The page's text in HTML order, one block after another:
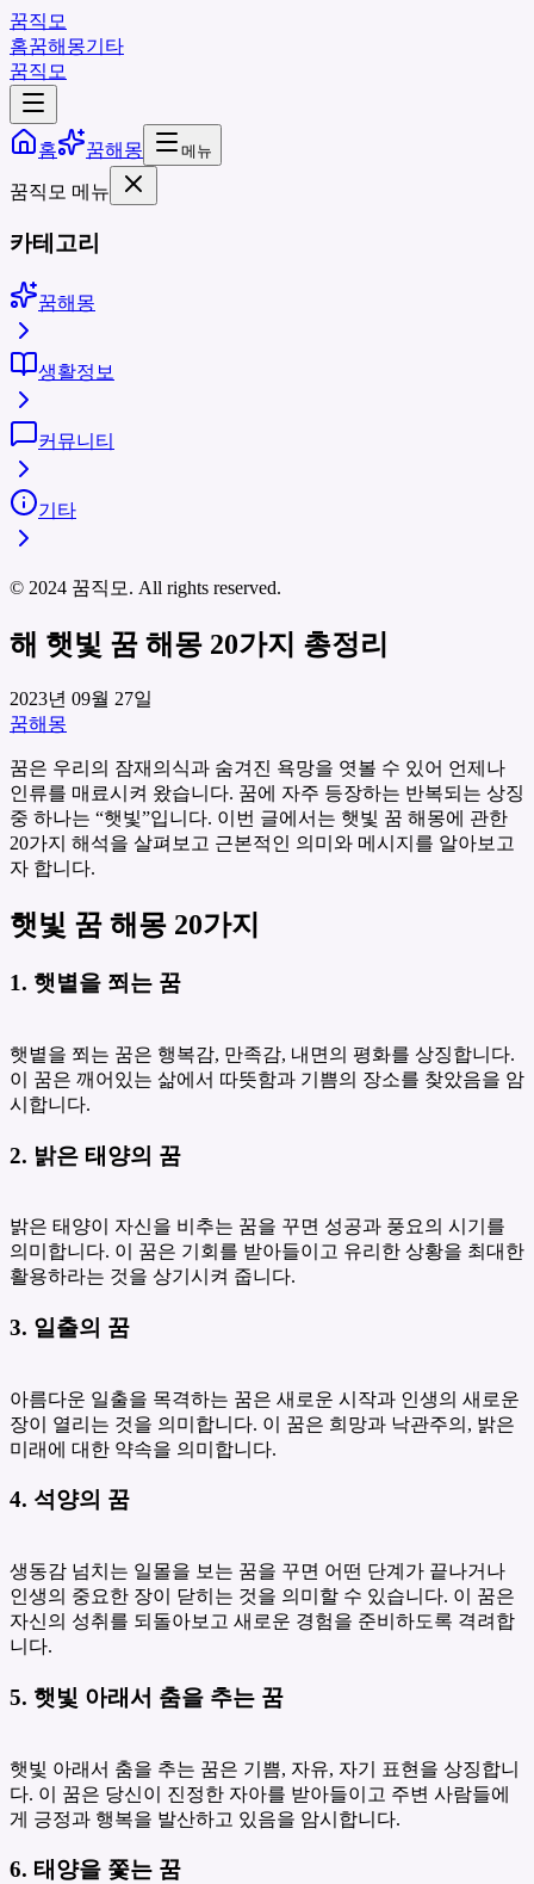
꿈직모
홈꿈해몽기타
꿈직모
홈 꿈해몽 메뉴
꿈직모 메뉴
카테고리
꿈해몽
생활정보
커뮤니티
기타
© 2024 꿈직모. All rights reserved.
해 햇빛 꿈 해몽 20가지 총정리
2023년 09월 27일
꿈해몽
꿈은 우리의 잠재의식과 숨겨진 욕망을 엿볼 수 있어 언제나
인류를 매료시켜 왔습니다. 꿈에 자주 등장하는 반복되는 상징
중 하나는 “햇빛”입니다. 이번 글에서는 햇빛 꿈 해몽에 관한
20가지 해석을 살펴보고 근본적인 의미와 메시지를 알아보고
자 합니다.
햇빛 꿈 해몽 20가지
1. 햇볕을 쬐는 꿈
햇볕을 쬐는 꿈은 행복감, 만족감, 내면의 평화를 상징합니다.
이 꿈은 깨어있는 삶에서 따뜻함과 기쁨의 장소를 찾았음을 암
시합니다.
2. 밝은 태양의 꿈
밝은 태양이 자신을 비추는 꿈을 꾸면 성공과 풍요의 시기를
의미합니다. 이 꿈은 기회를 받아들이고 유리한 상황을 최대한
활용하라는 것을 상기시켜 줍니다.
3. 일출의 꿈
아름다운 일출을 목격하는 꿈은 새로운 시작과 인생의 새로운
장이 열리는 것을 의미합니다. 이 꿈은 희망과 낙관주의, 밝은
미래에 대한 약속을 의미합니다.
4. 석양의 꿈
생동감 넘치는 일몰을 보는 꿈을 꾸면 어떤 단계가 끝나거나
인생의 중요한 장이 닫히는 것을 의미할 수 있습니다. 이 꿈은
자신의 성취를 되돌아보고 새로운 경험을 준비하도록 격려합
니다.
5. 햇빛 아래서 춤을 추는 꿈
햇빛 아래서 춤을 추는 꿈은 기쁨, 자유, 자기 표현을 상징합니
다. 이 꿈은 당신이 진정한 자아를 받아들이고 주변 사람들에
게 긍정과 행복을 발산하고 있음을 암시합니다.
6. 태양을 쫓는 꿈